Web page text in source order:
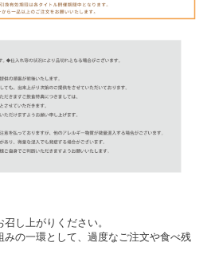
し上がりください。
の一環として、過度なご注文や食べ残